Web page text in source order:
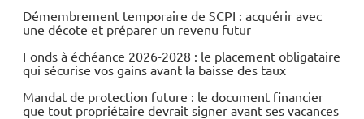
Démembrement temporaire de SCPI : acquérir avec
une décote et préparer un revenu futur
Fonds à échéance 2026-2028 : le placement obligataire
qui sécurise vos gains avant la baisse des taux
Mandat de protection future : le document financier
que tout propriétaire devrait signer avant ses vacances